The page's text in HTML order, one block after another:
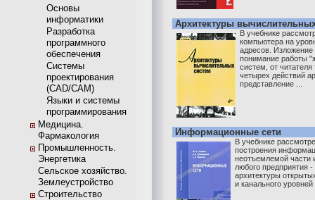
Основы
информатики
Разработка
программного
обеспечения
Системы
проектирования
(CAD/CAM)
Языки и системы
программирования
Медицина.
Фармакология
Промышленность.
Энергетика
Сельское хозяйство.
Землеустройство
Строительство
Архитектуры
В учебнике
компьютера на
адресов.
понимание работы
систем, от
четырех действий
представление ...
Информационные сети
В учебнике
построения
неотъемлемой
любого предприятия
архитектуры
и канального